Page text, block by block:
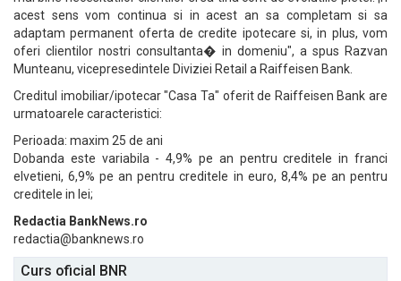
acest sens vom continua si in acest an sa completam si sa
adaptam permanent oferta de credite ipotecare si, in plus, vom
oferi clientilor nostri consultanta� in domeniu", a spus Razvan
Munteanu, vicepresedintele Diviziei Retail a Raiffeisen Bank.
Creditul imobiliar/ipotecar "Casa Ta" oferit de Raiffeisen Bank are
urmatoarele caracteristici:
Perioada: maxim 25 de ani
Dobanda este variabila - 4,9% pe an pentru creditele in franci
elvetieni, 6,9% pe an pentru creditele in euro, 8,4% pe an pentru
creditele in lei;
Redactia BankNews.ro
redactia@banknews.ro
Curs oficial BNR